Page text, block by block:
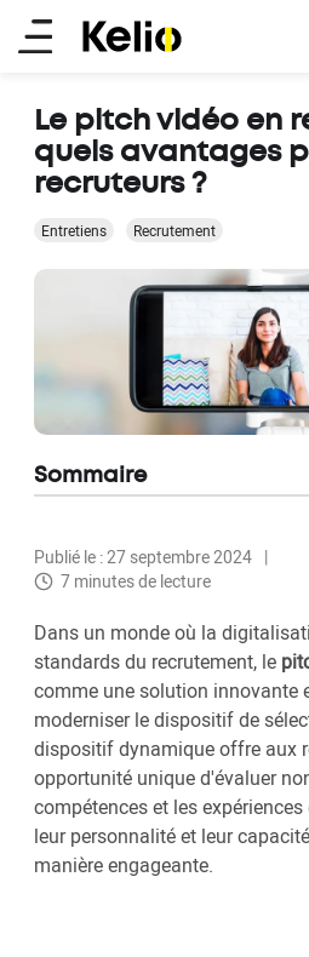
Aller
auMain
Le pitch vidéo en
quels avantages
recruteurs ?
Entretiens Recrutement
Publié le : 27 septembre 2024
7 minutes de lecture
Dans un monde où la
standards du recrutement, le
comme une solution innovante
moderniser le dispositif de
dispositif dynamique offre aux
opportunité unique d'évaluer
compétences et les
leur personnalité et leur
manière engageante.
Sommaire